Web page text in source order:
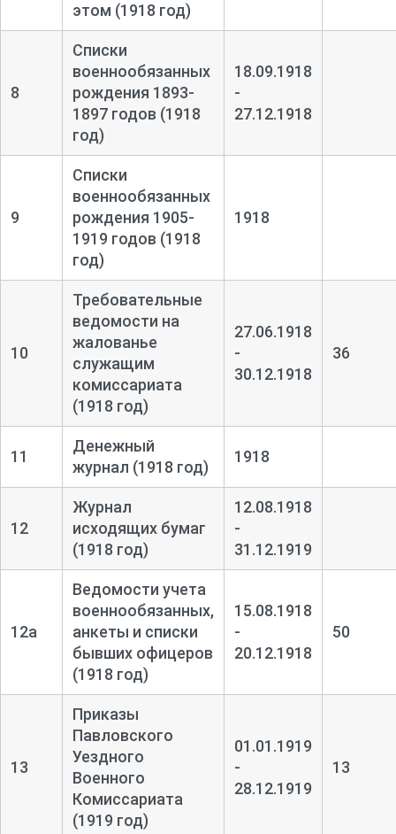
этом (1918 год)
8
Списки
военнообязанных
рождения 1893-
1897 годов (1918
год)
18.09.1918
-
27.12.1918
9
Списки
военнообязанных
рождения 1905-
1919 годов (1918
год)
1918
10
Требовательные
ведомости на
жалованье
служащим
комиссариата
(1918 год)
27.06.1918
-
30.12.1918
36
11
Денежный
журнал (1918 год)
1918
12
Журнал
исходящих бумаг
(1918 год)
12.08.1918
-
31.12.1919
12а
Ведомости учета
военнообязанных,
анкеты и списки
бывших офицеров
(1918 год)
15.08.1918
-
20.12.1918
50
13
Приказы
Павловского
Уездного
Военного
Комиссариата
(1919 год)
01.01.1919
-
28.12.1919
13